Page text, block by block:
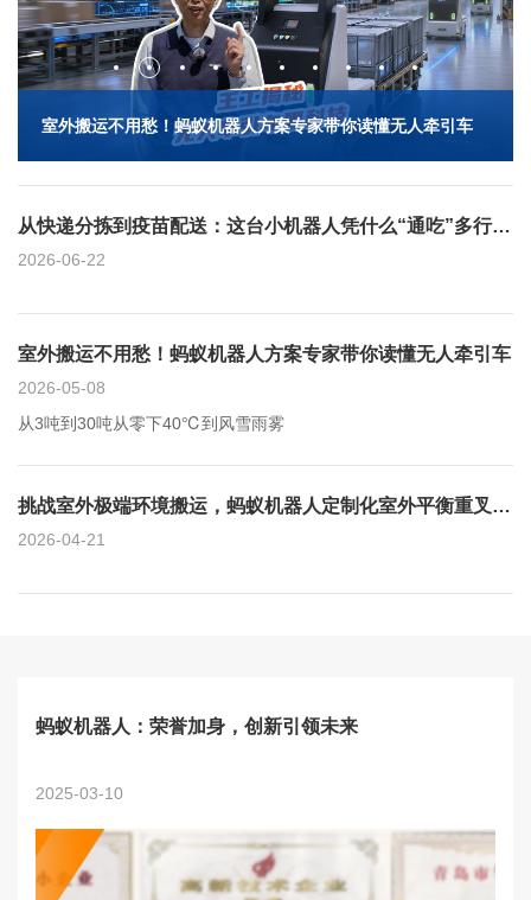
从快递分拣到疫苗配送：这台小机器人凭什么“通吃”多行业？
室外搬运不用愁！蚂蚁机器人方案专家带你读懂无人牵引车
马年蚂蚁机器人VS马，谁的马力大？ 蚂蚁机器人×一汽物流，打造汽车行业室外超大超重搬运新标杆
蚂蚁机器人混场调度落地汽车行业，实现AGV“利旧迎新”高效协同
闪耀上海CeMAT | 蚂蚁机器人以创新之力引爆智能物流新热潮
从快递分拣到疫苗配送：这台小机器人凭什么“通吃”多行业？
2026-06-22
室外搬运不用愁！蚂蚁机器人方案专家带你读懂无人牵引车
2026-05-08
从3吨到30吨从零下40℃到风雪雨雾
挑战室外极端环境搬运，蚂蚁机器人定制化室外平衡重叉车突破医药行业多重困局
2026-04-21
蚂蚁机器人：荣誉加身，创新引领未来
2025-03-10